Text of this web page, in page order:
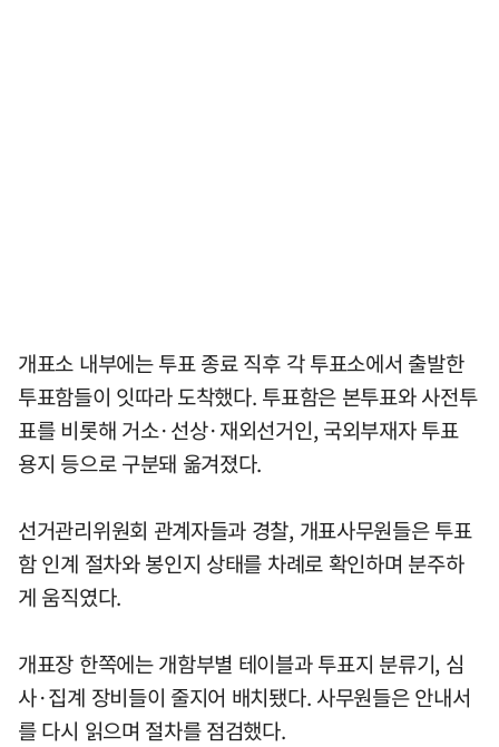
개표소 내부에는 투표 종료 직후 각 투표소에서 출발한
투표함들이 잇따라 도착했다. 투표함은 본투표와 사전투
표를 비롯해 거소·선상·재외선거인, 국외부재자 투표
용지 등으로 구분돼 옮겨졌다.
선거관리위원회 관계자들과 경찰, 개표사무원들은 투표
함 인계 절차와 봉인지 상태를 차례로 확인하며 분주하
게 움직였다.
개표장 한쪽에는 개함부별 테이블과 투표지 분류기, 심
사·집계 장비들이 줄지어 배치됐다. 사무원들은 안내서
를 다시 읽으며 절차를 점검했다.